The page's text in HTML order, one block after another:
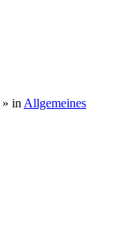
» in Allgemeines